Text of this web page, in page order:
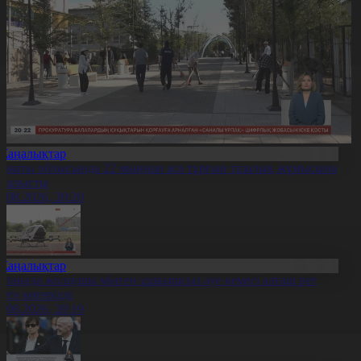
облысында 22 мыңнан аса тұрғын тазалық жұмысына
20:20
жолаушы мінген ұшқышсыз әуе кемесі алғаш рет
көтерілді
20:19